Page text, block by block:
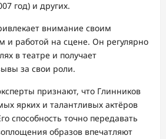
год) и других.
внимание своим
и работой на сцене. Он регулярно
в театре и получает
за свои роли.
признают, что Глинников
ярких и талантливых актёров
способность точно передавать
образов впечатляют